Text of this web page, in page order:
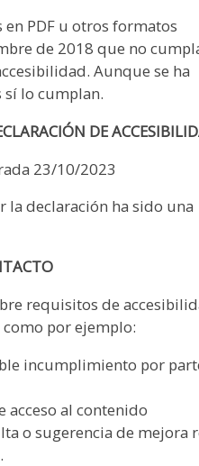
PDF u otros formatos
de 2018 que no
Aunque se ha
lo cumplan.
DE
23/10/2023
la declaración ha sido una
requisitos de
por ejemplo:
incumplimiento por
al contenido
o sugerencia de mejora